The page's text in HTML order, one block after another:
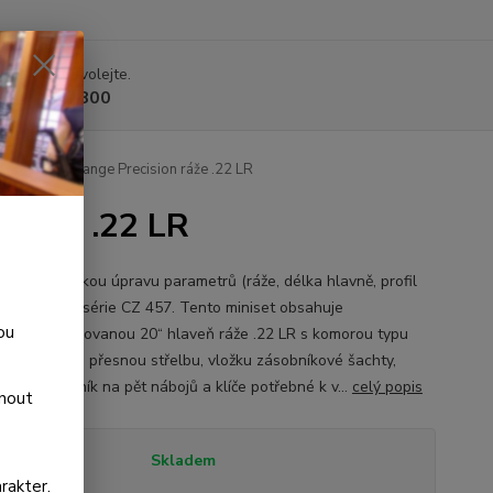
rady? Zavolejte.
375 800
Long Range Precision ráže .22 LR
ráže .22 LR
uživatelskou úpravu parametrů (ráže, délka hlavně, profil
malorážek série CZ 457. Tento miniset obsahuje
kanelovanou 20“ hlaveň ráže .22 LR s komorou typu
pro vysoce přesnou střelbu, vložku zásobníkové šachty,
zásobník na pět nábojů a klíče potřebné k v... celý popis
Skladem